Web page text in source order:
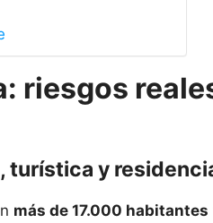
riesgos
turística y
más de 17.000 habitantes